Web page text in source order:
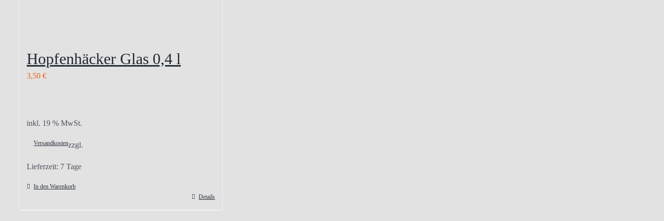
Hopfenhäcker Glas 0,4 l
3,50 €
inkl. 19 % MwSt.
zzgl.
Versandkosten
Lieferzeit: 7 Tage
In den Warenkorb
Details